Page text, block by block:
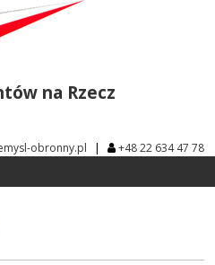
na Rzecz
obronny.pl | +48 22 634 47 78